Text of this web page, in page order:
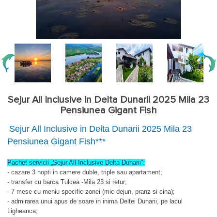
Sejur All Inclusive in Delta Dunarii 2025 Mila 23
Pensiunea Gigant Fish
Sejur All Inclusive in Delta Dunarii 2025 Mila 23
Pensiunea Gigant Fish***
Pachet servicii „Sejur All Inclusive Delta Dunarii”:
- cazare 3 nopti in camere duble, triple sau apartament;
- transfer cu barca Tulcea -Mila 23 si retur;
- 7 mese cu meniu specific zonei (mic dejun, pranz si cina);
- admirarea unui apus de soare in inima Deltei Dunarii, pe lacul
Ligheanca;